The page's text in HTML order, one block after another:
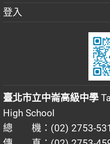
登入
臺北市立中崙高級中學
High School
總 機：(02) 2753-